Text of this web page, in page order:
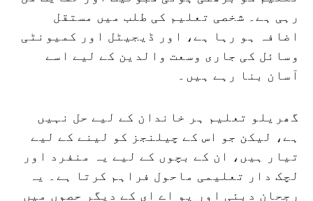
رہی ہے۔ شخصی تعلیم کی طلب میں مستقل
اضافہ ہو رہا ہے، اور ڈیجیٹل اور کمیونٹی
وسائل کی جاری وسعت والدین کے لیے اسے
آسان بنا رہے ہیں۔
گھریلو تعلیم ہر خاندان کے لیے حل نہیں
ہے، لیکن جو اس کے چیلنجز کو لینے کے لیے
تیار ہیں، ان کے بچوں کے لیے یہ منفرد اور
لچک دار تعلیمی ماحول فراہم کرتا ہے۔ یہ
رجحان دبئی اور یو اے ای کے دیگر حصوں میں